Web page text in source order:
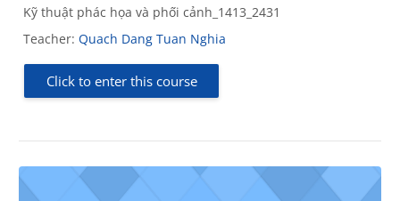
Kỹ thuật phác họa và phối cảnh_1413_2431
Teacher: Quach Dang Tuan Nghia
Click to enter this course